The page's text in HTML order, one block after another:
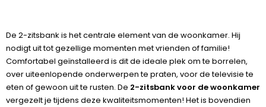
De 2-zitsbank is het centrale element van de woonkamer. Hij
nodigt uit tot gezellige momenten met vrienden of familie!
Comfortabel geïnstalleerd is dit de ideale plek om te borrelen,
over uiteenlopende onderwerpen te praten, voor de televisie te
eten of gewoon uit te rusten. De 2-zitsbank voor de woonkamer
vergezelt je tijdens deze kwaliteitsmomenten! Het is bovendien